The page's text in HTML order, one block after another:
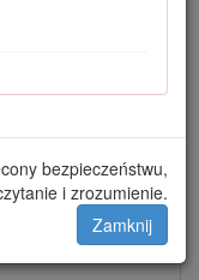
bezpieczeństwu,
i zrozumienie.
Zamknij
dotyczącego
u producenta